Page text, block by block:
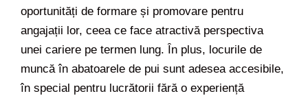
oportunități de formare și promovare pentru
angajații lor, ceea ce face atractivă perspectiva
unei cariere pe termen lung. În plus, locurile de
muncă în abatoarele de pui sunt adesea accesibile,
în special pentru lucrătorii fără o experiență